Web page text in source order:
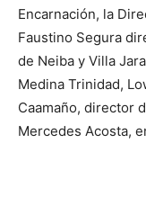
Encarnación, la
Faustino Segura
de Neiba y Villa
Medina Trinidad,
Caamaño, director
Mercedes Acosta,